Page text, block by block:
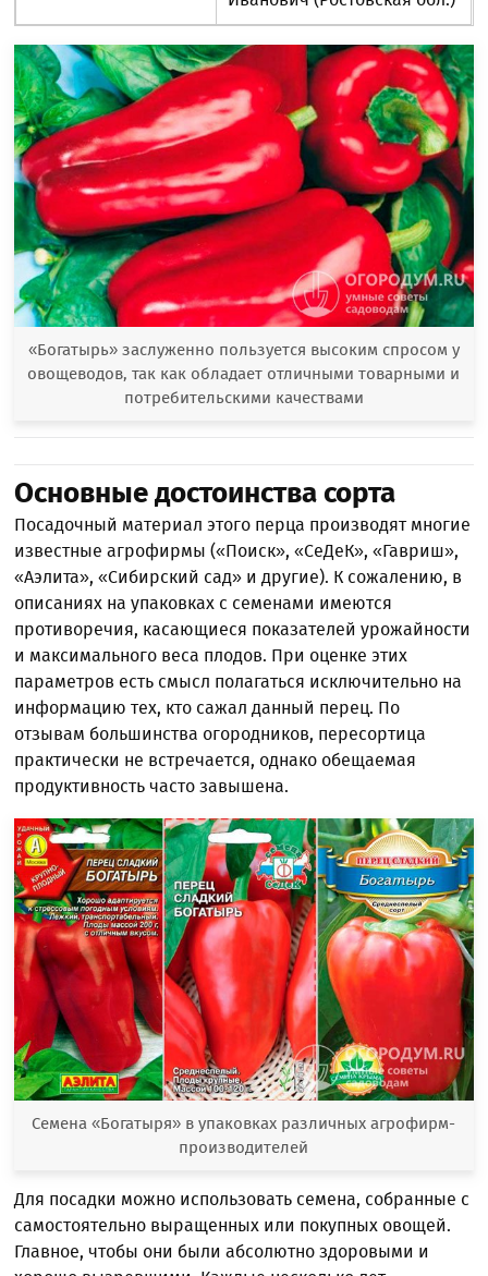
«Богатырь» заслуженно пользуется высоким спросом у
овощеводов, так как обладает отличными товарными и
потребительскими качествами
Основные достоинства сорта
Посадочный материал этого перца производят многие
известные агрофирмы («Поиск», «СеДеК», «Гавриш»,
«Аэлита», «Сибирский сад» и другие). К сожалению, в
описаниях на упаковках с семенами имеются
противоречия, касающиеся показателей урожайности
и максимального веса плодов. При оценке этих
параметров есть смысл полагаться исключительно на
информацию тех, кто сажал данный перец. По
отзывам большинства огородников, пересортица
практически не встречается, однако обещаемая
продуктивность часто завышена.
Семена «Богатыря» в упаковках различных агрофирм-
производителей
Для посадки можно использовать семена, собранные с
самостоятельно выращенных или покупных овощей.
Главное, чтобы они были абсолютно здоровыми и